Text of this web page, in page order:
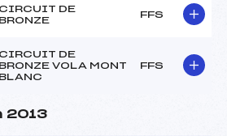
CIRCUIT DE
BRONZE
FFS
CIRCUIT DE
BRONZE VOLA MONT
BLANC
FFS
2013